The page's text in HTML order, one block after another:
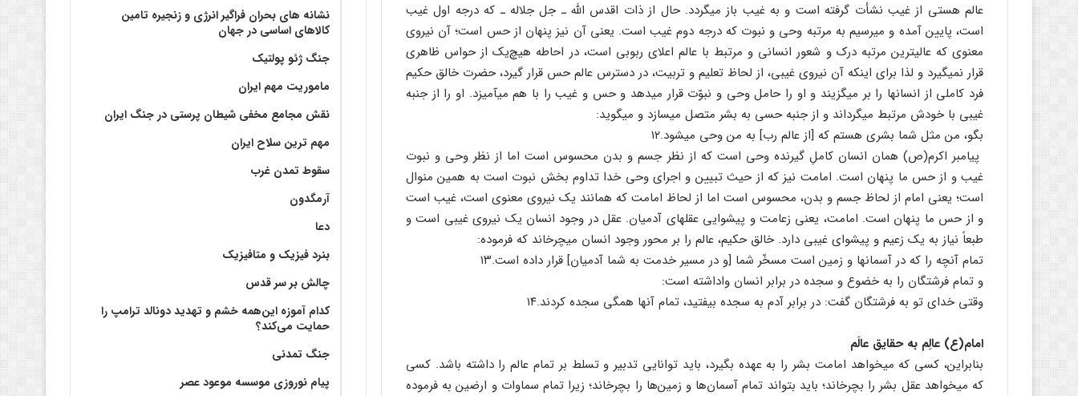
عالم هستی از غیب نشأت گرفته است و به غیب باز می‏گردد. حال از ذات‏ اقدس الله ـ جل جلاله ـ که درجه اول غیب
است، پایین آمده و می‏رسیم به مرتبه وحی و نبوت که درجه دوم غیب است. یعنی آن نیز پنهان از حس است؛ آن نیروی
معنوی که عالی‏ترین مرتبه درک و شعور انسانی و مرتبط با عالم اعلای ربوبی است، در احاطه هیچ‌یک از حواس ظاهری
قرار نمی‏گیرد و لذا برای اینکه آن نیروی غیبی، از لحاظ تعلیم و تربیت، در دسترس عالم حس قرار گیرد، حضرت خالق حکیم
فرد کاملی از انسان‏ها را بر می‏گزیند و او را حامل وحی و نبوّت قرار می‏دهد و حس و غیب را با هم می‏آمیزد. او را از جنبه
غیبی با خودش مرتبط می‏گرداند و از جنبه حسی به بشر متصل می‏سازد و می‏گوید:
بگو، من مثل شما بشری هستم که [از عالم رب‏] به من وحی می‏شود.۱۲
پیامبر اکرم(ص) همان انسان کاملِ گیرنده وحی است که از نظر جسم و بدن محسوس است اما از نظر وحی و نبوت
غیب و از حس ما پنهان است. امامت نیز که از حیث تبیین و اجرای وحی خدا تداوم بخش نبوت است به همین منوال
است؛ یعنی امام از لحاظ جسم و بدن، محسوس است اما از لحاظ امامت که همانند یک نیروی معنوی است، غیب است
و از حس ما پنهان است. امامت، یعنی زعامت و پیشوایی عقل‏های آدمیان. عقل در وجود انسان یک نیروی غیبی است و
طبعاً نیاز به یک زعیم و پیشوای غیبی دارد. خالق حکیم، عالم را بر محور وجود انسان می‏چرخاند که فرموده:
تمام آنچه را که در آسمان‏ها و زمین است مسخّر شما [و در مسیر خدمت به شما آدمیان‏] قرار داده است.۱۳
و تمام فرشتگان را به خضوع و سجده در برابر انسان واداشته است:
وقتی خدای تو به فرشتگان گفت: در برابر آدم به سجده بیفتید، تمام آنها همگی سجده کردند.۱۴
امام(ع) عالِم به حقایق عالَم
بنابراین، کسی که می‏خواهد امامت بشر را به عهده بگیرد، باید توانایی‏ تدبیر و تسلط بر تمام عالم را داشته باشد. کسی
که می‏خواهد عقل بشر را بچرخاند؛ باید بتواند تمام آسمان‌ها و زمین‌ها را بچرخاند؛ زیرا تمام سماوات و ارضین به فرموده
نشانه های بحران فراگیر انرژی و زنجیره تامین
کالاهای اساسی در جهان
جنگ ژئو پولتیک
ماموریت مهم ایران
نقش مجامع مخفی شیطان پرستی در جنگ ایران
مهم ترین سلاح ایران
سقوط تمدن غرب
آرمگدون
دعا
بنرد فیزیک و متافیزیک
چالش بر سر قدس
کدام آموزه این‌همه خشم و تهدید دونالد ترامپ را
حمایت می‌کند؟
جنگ تمدنی
پیام نوروزی موسسه موعود عصر